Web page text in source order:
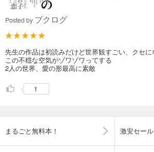
Posted by ブクログ
先生の作品は初読みだけど世界観すごい、クセに
この不穏な空気がゾワゾワってする
2人の世界、愛の形最高に素敵
1
まるごと無料本！ 激安セール